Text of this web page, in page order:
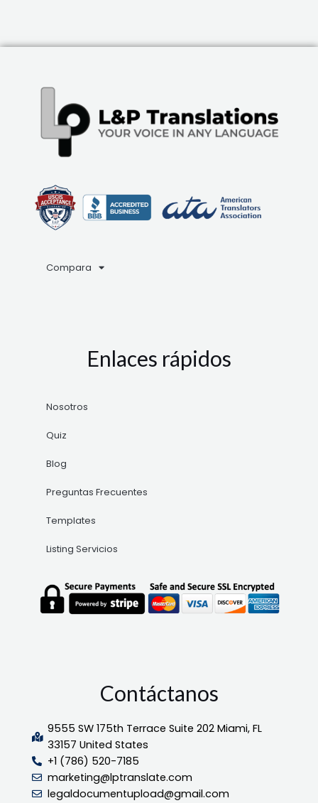
Compara
Enlaces rápidos
Nosotros
Quiz
Blog
Preguntas Frecuentes
Templates
Listing Servicios
Contáctanos
9555 SW 175th Terrace Suite 202 Miami, FL
33157 United States
+1 (786) 520-7185
marketing@lptranslate.com
legaldocumentupload@gmail.com